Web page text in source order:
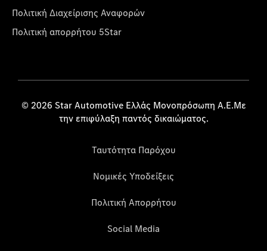
Πολιτική Διαχείρισης Αναφορών
Πολιτική απορρήτου 5Star
© 2026 Star Automotive Ελλάς Μονοπρόσωπη Α.Ε.Με
την επιφύλαξη παντός δικαιώματος.
Ταυτότητα Παρόχου
Νομικές Υποδείξεις
Πολιτική Απορρήτου
Social Media